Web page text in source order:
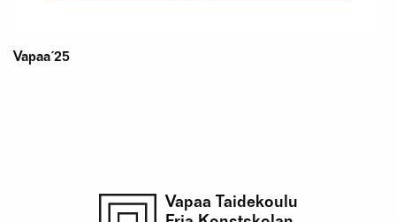
Vapaa´25
Vapaa Taidekoulu